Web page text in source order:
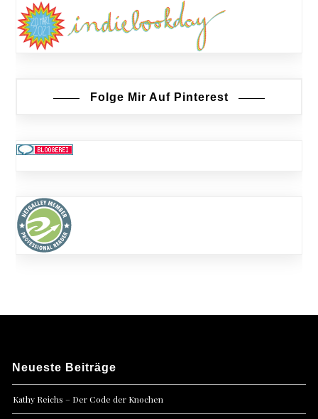
Folge Mir Auf Pinterest
Neueste Beiträge
Kathy Reichs – Der Code der Knochen